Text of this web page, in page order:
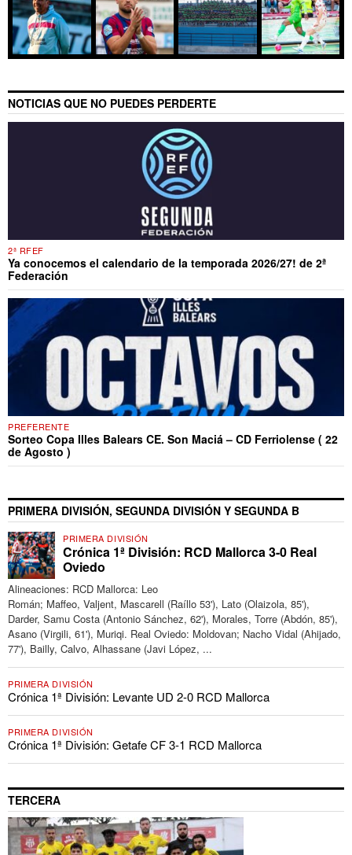
NOTICIAS QUE NO PUEDES PERDERTE
2ª RFEF
Ya conocemos el calendario de la temporada 2026/27! de 2ª
Federación
PREFERENTE
Sorteo Copa Illes Balears CE. Son Maciá – CD Ferriolense ( 22
de Agosto )
PRIMERA DIVISIÓN, SEGUNDA DIVISIÓN Y SEGUNDA B
PRIMERA DIVISIÓN
Crónica 1ª División: RCD Mallorca 3-0 Real
Oviedo
Alineaciones: RCD Mallorca: Leo
Román; Maffeo, Valjent, Mascarell (Raíllo 53'), Lato (Olaizola, 85'),
Darder, Samu Costa (Antonio Sánchez, 62'), Morales, Torre (Abdón, 85'),
Asano (Virgili, 61'), Muriqi. Real Oviedo: Moldovan; Nacho Vidal (Ahijado,
77'), Bailly, Calvo, Alhassane (Javi López, ...
PRIMERA DIVISIÓN
Crónica 1ª División: Levante UD 2-0 RCD Mallorca
PRIMERA DIVISIÓN
Crónica 1ª División: Getafe CF 3-1 RCD Mallorca
TERCERA